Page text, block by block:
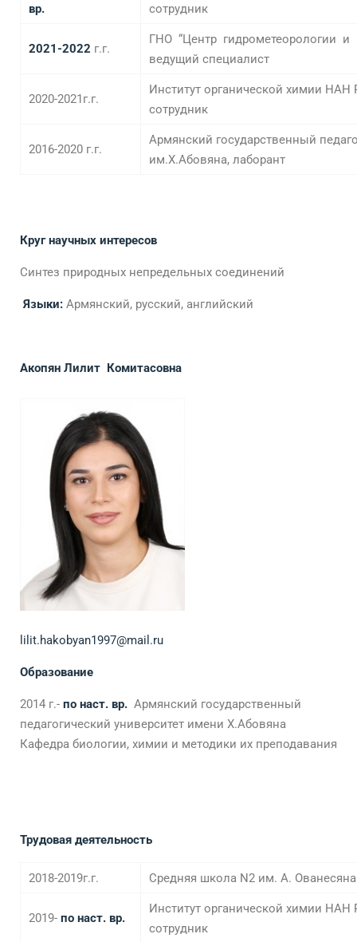
вр.
сотрудник
2021-2022 г.г.
ГНО “Центр гидрометеорологии
ведущий специалист
2020-2021г.г.
Институт органической химии
сотрудник
2016-2020 г.г.
Армянский государственный
им.Х.Абовяна, лаборант
Круг научных интересов
Синтез природных непредельных соединений
Языки: Армянский, русский, английский
Акопян Лилит Комитасовна
lilit.hakobyan1997@mail.ru
Образование
2014 г.- по наст. вр. Армянский государственный
педагогический университет имени Х.Абовяна
Кафедра биологии, химии и методики их преподавания
Трудовая деятельность
2018-2019г.г. Средняя школа N2 им. А.
2019- по наст. вр.
Институт органической химии
сотрудник